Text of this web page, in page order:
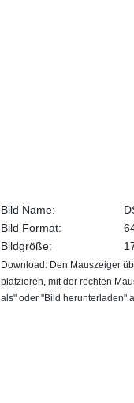
Bild Name:
Bild Format:
Bildgröße:
Download: Den Mauszeiger
platzieren, mit der rechten
als" oder "Bild herunterladen"